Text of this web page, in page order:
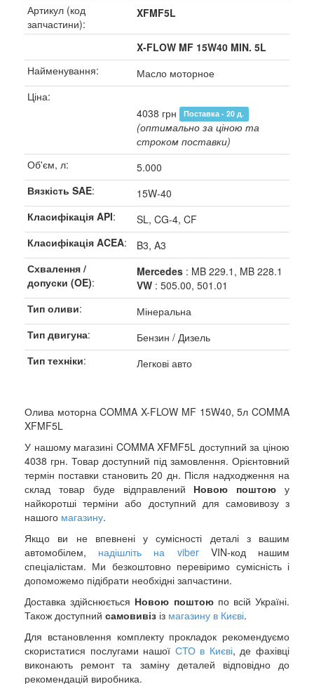
Артикул (код
запчастини):
XFMF5L
X-FLOW MF 15W40 MIN. 5L
Найменування:
Масло моторное
Ціна:
4038 грн
Поставка - 20 д.
(оптимально за ціною та
строком поставки)
Об'єм, л:
5.000
Вязкість SAE:
15W-40
Класифікація API:
SL, CG-4, CF
Класифікація ACEA:
B3, A3
Схвалення /
допуски (OE):
Mercedes : MB 229.1, MB 228.1
VW : 505.00, 501.01
Тип оливи:
Мінеральна
Тип двигуна:
Бензин / Дизель
Тип техніки: Легкові авто
Олива моторна COMMA X-FLOW MF 15W40, 5л COMMA
XFMF5L
У нашому магазині COMMA XFMF5L доступний за ціною
4038 грн. Товар доступний під замовлення. Орієнтовний
термін поставки становить 20 дн. Після надходження на
склад товар буде відправлений Новою поштою у
найкоротші терміни або доступний для самовивозу з
нашого магазину.
Якщо ви не впевнені у сумісності деталі з вашим
автомобілем, надішліть на viberVIN-код нашим
спеціалістам. Ми безкоштовно перевіримо сумісність і
допоможемо підібрати необхідні запчастини.
Доставка здійснюється Новою поштоюпо всій Україні.
Також доступний самовивіз із магазину в Києві.
Для встановлення комплекту прокладок рекомендуємо
скористатися послугами нашої СТО в Києві, де фахівці
виконають ремонт та заміну деталей відповідно до
рекомендацій виробника.